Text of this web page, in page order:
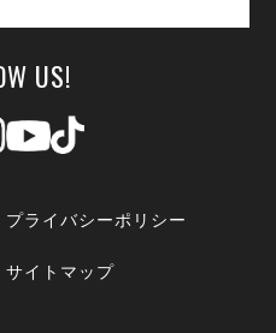
US!
プライバシーポリシー
サイトマップ